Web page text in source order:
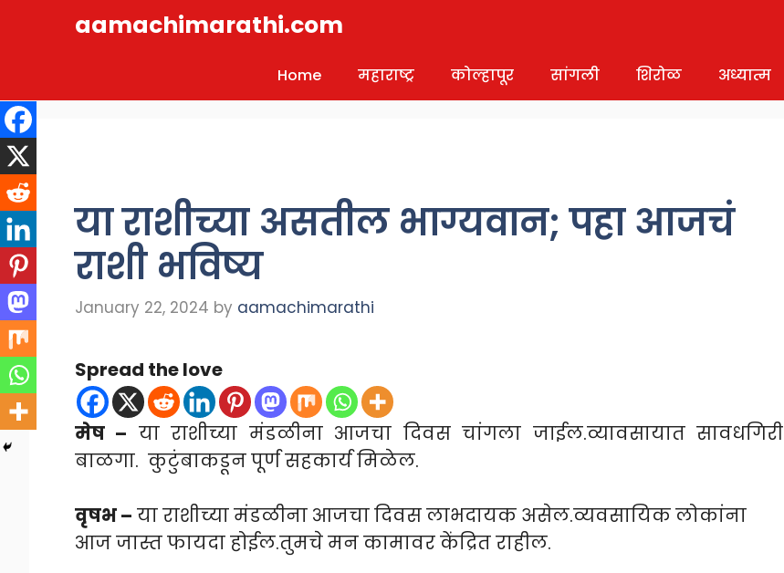
aamachimarathi.com
Home महाराष्ट्र कोल्हापूर सांगली शिरोळ अध्यात्म
या राशीच्या असतील भाग्यवान; पहा आजचं
राशी भविष्य
January 22, 2024 by aamachimarathi
Spread the love
मेष – या राशीच्या मंडळीना आजचा दिवस चांगला जाईल.व्यावसायात सावधगिरी
बाळगा. कुटुंबाकडून पूर्ण सहकार्य मिळेल.
वृषभ – या राशीच्या मंडळीना आजचा दिवस लाभदायक असेल.व्यवसायिक लोकांना
आज जास्त फायदा होईल.तुमचे मन कामावर केंद्रित राहील.